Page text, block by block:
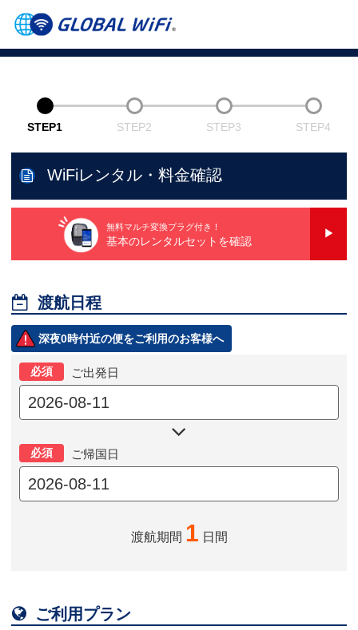
STEP1 STEP2 STEP3 STEP4
WiFiレンタル・料金確認
無料マルチ変換プラグ付き！
基本のレンタルセットを確認
 渡航日程
深夜0時付近の便をご利用のお客様へ
必須 ご出発日

必須 ご帰国日
渡航期間 1 日間
 ご利用プラン